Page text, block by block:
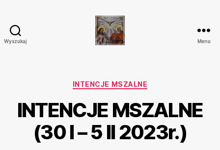
Wyszukaj
Trójcy
w
Ostrówku
Menu
Kategorie
INTENCJE MSZALNE
INTENCJE MSZALNE
(30 I – 5 II 2023r.)